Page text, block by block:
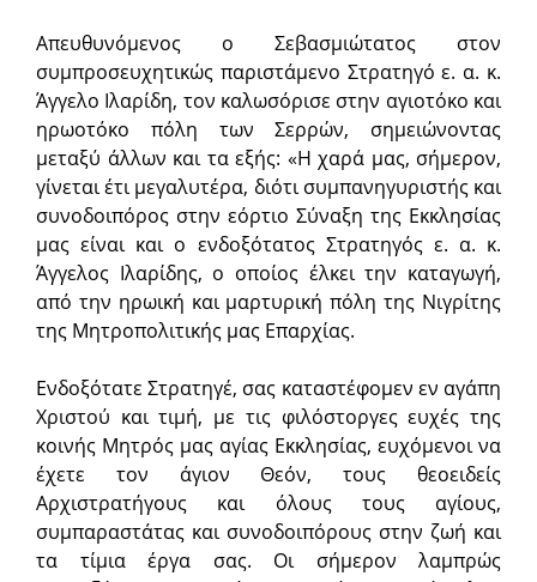
Απευθυνόμενος ο Σεβασμιώτατος στον
συμπροσευχητικώς παριστάμενο Στρατηγό ε. α. κ.
Άγγελο Ιλαρίδη, τον καλωσόρισε στην αγιοτόκο και
ηρωοτόκο πόλη των Σερρών, σημειώνοντας
μεταξύ άλλων και τα εξής: «Η χαρά μας, σήμερον,
γίνεται έτι μεγαλυτέρα, διότι συμπανηγυριστής και
συνοδοιπόρος στην εόρτιο Σύναξη της Εκκλησίας
μας είναι και ο ενδοξότατος Στρατηγός ε. α. κ.
Άγγελος Ιλαρίδης, ο οποίος έλκει την καταγωγή,
από την ηρωική και μαρτυρική πόλη της Νιγρίτης
της Μητροπολιτικής μας Επαρχίας.
Ενδοξότατε Στρατηγέ, σας καταστέφομεν εν αγάπη
Χριστού και τιμή, με τις φιλόστοργες ευχές της
κοινής Μητρός μας αγίας Εκκλησίας, ευχόμενοι να
έχετε τον άγιον Θεόν, τους θεοειδείς
Αρχιστρατήγους και όλους τους αγίους,
συμπαραστάτας και συνοδοιπόρους στην ζωή και
τα τίμια έργα σας. Οι σήμερον λαμπρώς